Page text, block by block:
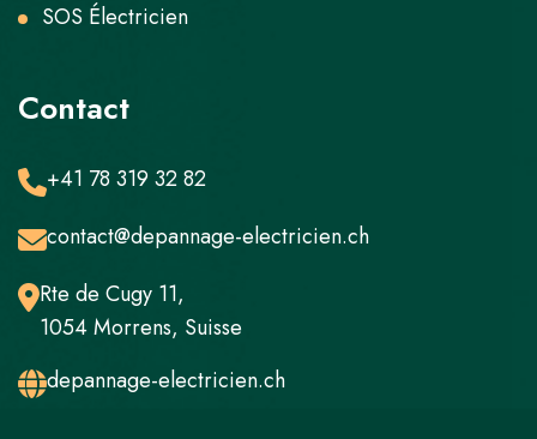
SOS Électricien
Contact
+41 78 319 32 82
contact@depannage-electricien.ch
Rte de Cugy 11,
1054 Morrens, Suisse
depannage-electricien.ch